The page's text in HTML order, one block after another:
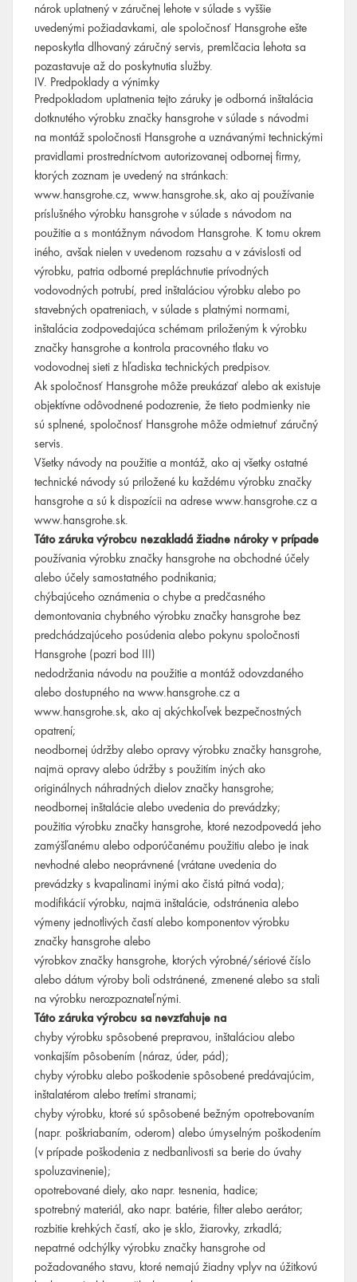
nárok uplatnený v záručnej lehote v súlade s vyššie
uvedenými požiadavkami, ale spoločnosť Hansgrohe ešte
neposkytla dlhovaný záručný servis, premlčacia lehota sa
pozastavuje až do poskytnutia služby.
IV. Predpoklady a výnimky
Predpokladom uplatnenia tejto záruky je odborná inštalácia
dotknutého výrobku značky hansgrohe v súlade s návodmi
na montáž spoločnosti Hansgrohe a uznávanými technickými
pravidlami prostredníctvom autorizovanej odbornej firmy,
ktorých zoznam je uvedený na stránkach:
www.hansgrohe.cz, www.hansgrohe.sk, ako aj používanie
príslušného výrobku hansgrohe v súlade s návodom na
použitie a s montážnym návodom Hansgrohe. K tomu okrem
iného, avšak nielen v uvedenom rozsahu a v závislosti od
výrobku, patria odborné prepláchnutie prívodných
vodovodných potrubí, pred inštaláciou výrobku alebo po
stavebných opatreniach, v súlade s platnými normami,
inštalácia zodpovedajúca schémam priloženým k výrobku
značky hansgrohe a kontrola pracovného tlaku vo
vodovodnej sieti z hľadiska technických predpisov.
Ak spoločnosť Hansgrohe môže preukázať alebo ak existuje
objektívne odôvodnené podozrenie, že tieto podmienky nie
sú splnené, spoločnosť Hansgrohe môže odmietnuť záručný
servis.
Všetky návody na použitie a montáž, ako aj všetky ostatné
technické návody sú priložené ku každému výrobku značky
hansgrohe a sú k dispozícii na adrese www.hansgrohe.cz a
www.hansgrohe.sk.
Táto záruka výrobcu nezakladá žiadne nároky v prípade
používania výrobku značky hansgrohe na obchodné účely
alebo účely samostatného podnikania;
chýbajúceho oznámenia o chybe a predčasného
demontovania chybného výrobku značky hansgrohe bez
predchádzajúceho posúdenia alebo pokynu spoločnosti
Hansgrohe (pozri bod III)
nedodržania návodu na použitie a montáž odovzdaného
alebo dostupného na www.hansgrohe.cz a
www.hansgrohe.sk, ako aj akýchkoľvek bezpečnostných
opatrení;
neodbornej údržby alebo opravy výrobku značky hansgrohe,
najmä opravy alebo údržby s použitím iných ako
originálnych náhradných dielov značky hansgrohe;
neodbornej inštalácie alebo uvedenia do prevádzky;
použitia výrobku značky hansgrohe, ktoré nezodpovedá jeho
zamýšľanému alebo odporúčanému použitiu alebo je inak
nevhodné alebo neoprávnené (vrátane uvedenia do
prevádzky s kvapalinami inými ako čistá pitná voda);
modifikácií výrobku, najmä inštalácie, odstránenia alebo
výmeny jednotlivých častí alebo komponentov výrobku
značky hansgrohe alebo
výrobkov značky hansgrohe, ktorých výrobné/sériové číslo
alebo dátum výroby boli odstránené, zmenené alebo sa stali
na výrobku nerozpoznateľnými.
Táto záruka výrobcu sa nevzťahuje na
chyby výrobku spôsobené prepravou, inštaláciou alebo
vonkajším pôsobením (náraz, úder, pád);
chyby výrobku alebo poškodenie spôsobené predávajúcim,
inštalatérom alebo tretími stranami;
chyby výrobku, ktoré sú spôsobené bežným opotrebovaním
(napr. poškriabaním, oderom) alebo úmyselným poškodením
(v prípade poškodenia z nedbanlivosti sa berie do úvahy
spoluzavinenie);
opotrebované diely, ako napr. tesnenia, hadice;
spotrebný materiál, ako napr. batérie, filter alebo aerátor;
rozbitie krehkých častí, ako je sklo, žiarovky, zrkadlá;
nepatrné odchýlky výrobku značky hansgrohe od
požadovaného stavu, ktoré nemajú žiadny vplyv na úžitkovú